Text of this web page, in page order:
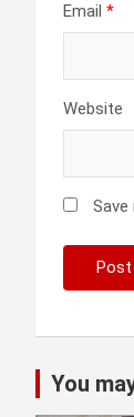
Email *
Website
You